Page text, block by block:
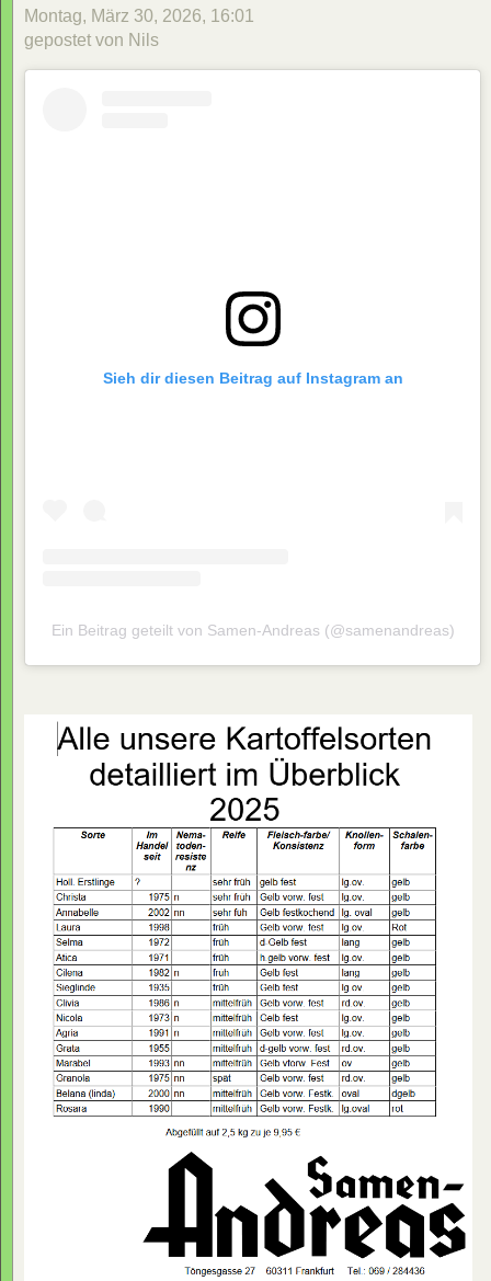
Montag, März 30, 2026, 16:01
gepostet von Nils
Sieh dir diesen Beitrag auf Instagram an
Ein Beitrag geteilt von Samen-Andreas (@samenandreas)